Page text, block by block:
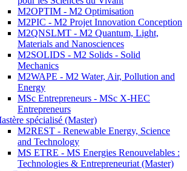
M2OPTIM - M2 Optimisation
M2PIC - M2 Projet Innovation Conception
M2QNSLMT - M2 Quantum, Light,
Materials and Nanosciences
M2SOLIDS - M2 Solids - Solid
Mechanics
M2WAPE - M2 Water, Air, Pollution and
Energy
MSc Entrepreneurs - MSc X-HEC
Entrepreneurs
spécialisé (Master)
M2REST - Renewable Energy, Science
and Technology
MS ETRE - MS Energies Renouvelables :
Technologies & Entrepreneuriat (Master)